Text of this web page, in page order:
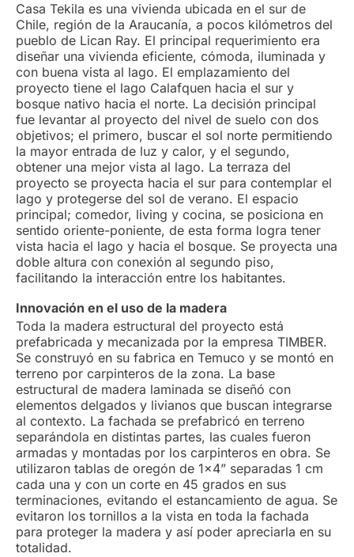
Casa Tekila es una vivienda ubicada en el sur de
Chile, región de la Araucanía, a pocos kilómetros del
pueblo de Lican Ray. El principal requerimiento era
diseñar una vivienda eficiente, cómoda, iluminada y
con buena vista al lago. El emplazamiento del
proyecto tiene el lago Calafquen hacia el sur y
bosque nativo hacia el norte. La decisión principal
fue levantar al proyecto del nivel de suelo con dos
objetivos; el primero, buscar el sol norte permitiendo
la mayor entrada de luz y calor, y el segundo,
obtener una mejor vista al lago. La terraza del
proyecto se proyecta hacia el sur para contemplar el
lago y protegerse del sol de verano. El espacio
principal; comedor, living y cocina, se posiciona en
sentido oriente-poniente, de esta forma logra tener
vista hacia el lago y hacia el bosque. Se proyecta una
doble altura con conexión al segundo piso,
facilitando la interacción entre los habitantes.
Innovación en el uso de la madera
Toda la madera estructural del proyecto está
prefabricada y mecanizada por la empresa TIMBER.
Se construyó en su fabrica en Temuco y se montó en
terreno por carpinteros de la zona. La base
estructural de madera laminada se diseñó con
elementos delgados y livianos que buscan integrarse
al contexto. La fachada se prefabricó en terreno
separándola en distintas partes, las cuales fueron
armadas y montadas por los carpinteros en obra. Se
utilizaron tablas de oregón de 1x4” separadas 1 cm
cada una y con un corte en 45 grados en sus
terminaciones, evitando el estancamiento de agua. Se
evitaron los tornillos a la vista en toda la fachada
para proteger la madera y así poder apreciarla en su
totalidad.